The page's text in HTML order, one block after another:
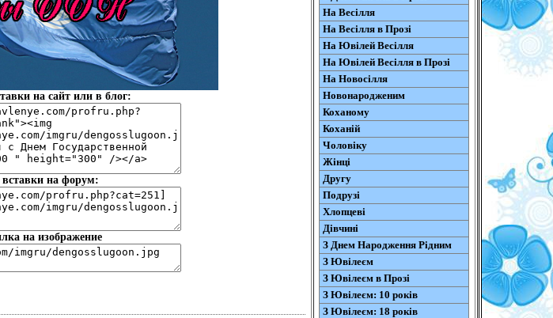
на сайт или в блог:
вставки на форум:
на изображение
На Весілля
На Весілля в Прозі
На Ювілей Весілля
На Ювілей Весілля в Прозі
На Новосілля
Новонародженим
Коханому
Коханій
Чоловіку
Жінці
Другу
Подрузі
Хлопцеві
Дівчині
З Днем Народження Рідним
З Ювілеєм
З Ювілеєм в Прозі
З Ювілеєм: 10 років
З Ювілеєм: 18 років